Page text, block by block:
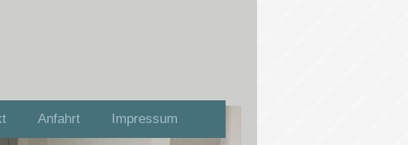
Anfahrt Impressum